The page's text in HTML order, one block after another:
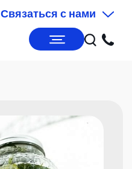
Связаться с нами